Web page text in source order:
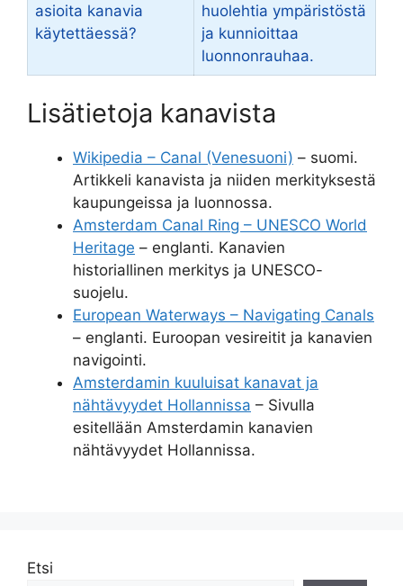
asioita kanavia
käytettäessä?
huolehtia ympäristöstä
ja kunnioittaa
luonnonrauhaa.
Lisätietoja kanavista
Wikipedia – Canal (Venesuoni) – suomi.
Artikkeli kanavista ja niiden merkityksestä
kaupungeissa ja luonnossa.
Amsterdam Canal Ring – UNESCO World
Heritage – englanti. Kanavien
historiallinen merkitys ja UNESCO-
suojelu.
European Waterways – Navigating Canals
– englanti. Euroopan vesireitit ja kanavien
navigointi.
Amsterdamin kuuluisat kanavat ja
nähtävyydet Hollannissa – Sivulla
esitellään Amsterdamin kanavien
nähtävyydet Hollannissa.
Etsi